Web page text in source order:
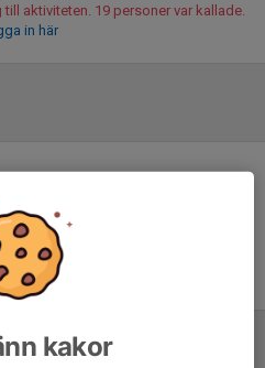
aktiviteten. 19 personer var kallade.
in här
kakor